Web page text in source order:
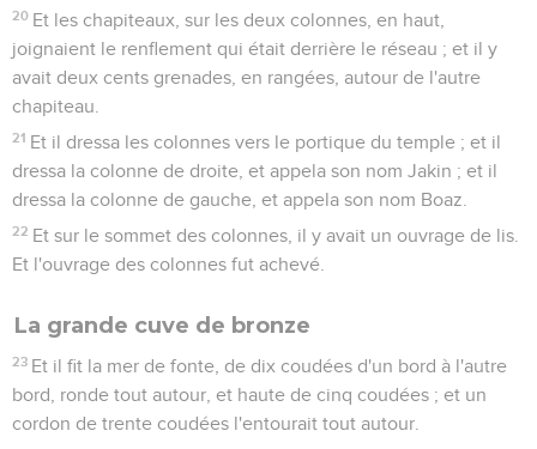
20 Et les chapiteaux, sur les deux colonnes, en haut,
joignaient le renflement qui était derrière le réseau ; et il y
avait deux cents grenades, en rangées, autour de l'autre
chapiteau.
21 Et il dressa les colonnes vers le portique du temple ; et il
dressa la colonne de droite, et appela son nom Jakin ; et il
dressa la colonne de gauche, et appela son nom Boaz.
22 Et sur le sommet des colonnes, il y avait un ouvrage de lis.
Et l'ouvrage des colonnes fut achevé.
La grande cuve de bronze
23 Et il fit la mer de fonte, de dix coudées d'un bord à l'autre
bord, ronde tout autour, et haute de cinq coudées ; et un
cordon de trente coudées l'entourait tout autour.